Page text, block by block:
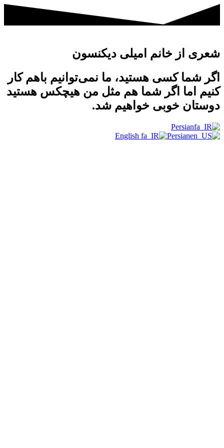
شعری از خانم امیلی دیکنسون
اگر شما کسی هستید، ما نمی‌توانیم باهم کار
کنیم اما اگر شما هم مثل من هیچکس هستید
دوستان خوبی خواهیم شد.
Persian
English
Persian